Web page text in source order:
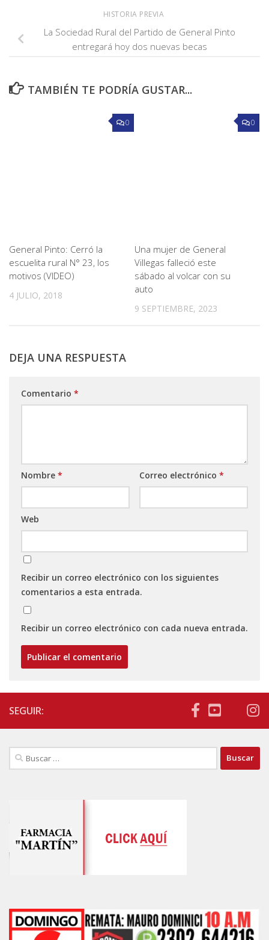
HISTORIA PREVIA
La Sociedad Rural del Partido de General Pinto
entregará hoy dos nuevas becas
TAMBIÉN TE PODRÍA GUSTAR...
0
General Pinto: Cerró la
escuelita rural N° 23, los
motivos (VIDEO)
4 JULIO, 2018
0
Una mujer de General
Villegas falleció este
sábado al volcar con su
auto
9 SEPTIEMBRE, 2023
DEJA UNA RESPUESTA
Comentario *
Nombre * Correo electrónico *
Web
Recibir un correo electrónico con los siguientes
comentarios a esta entrada.
Recibir un correo electrónico con cada nueva entrada.
SEGUIR:
Buscar: